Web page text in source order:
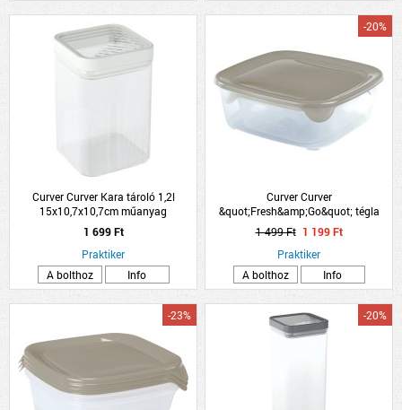
Curver Curver Kara tároló 1,2l
15x10,7x10,7cm műanyag
1 699 Ft
Praktiker
A bolthoz
Info
Curver Curver
&quot;Fresh&amp;Go&quot; tégla
ételtartó szett 0,25L+0,8L+1,7L szürke
tető műanyag
-20%
1 499 Ft 1 199 Ft
Praktiker
A bolthoz
Info
-23% -20%